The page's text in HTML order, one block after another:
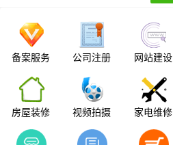
备案服务 公司注册 网站建设
房屋装修 视频拍摄 家电维修